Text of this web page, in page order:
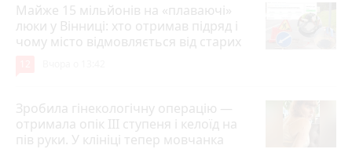
Майже 15 мільйонів на «плаваючі»
люки у Вінниці: хто отримав підряд і
чому місто відмовляється від старих
Зробила гінекологічну операцію —
отримала опік ІІІ ступеня і келоїд на
пів руки. У клініці тепер мовчанка